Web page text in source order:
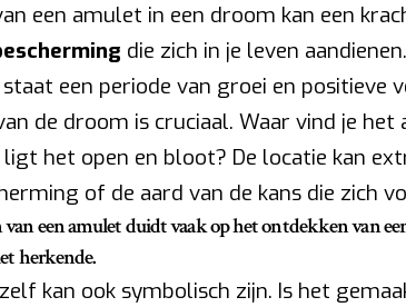
een amulet in een droom kan een
die zich in je leven
een periode van groei en positieve
de droom is cruciaal. Waar vind je
het open en bloot? De locatie kan
of de aard van de kans die zich
een amulet duidt vaak op het ontdekken van
herkende.
kan ook symbolisch zijn. Is het